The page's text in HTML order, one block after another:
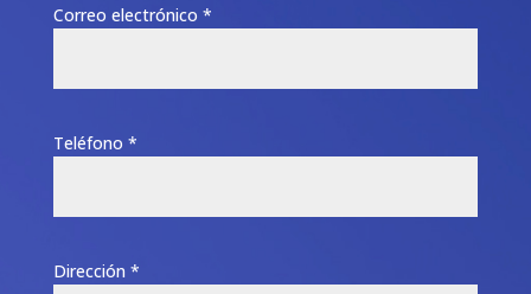
Correo electrónico *
Teléfono *
Dirección *